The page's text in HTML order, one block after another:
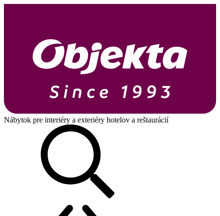
Nábytok pre interiéry a exteriéry hotelov a reštaurácií